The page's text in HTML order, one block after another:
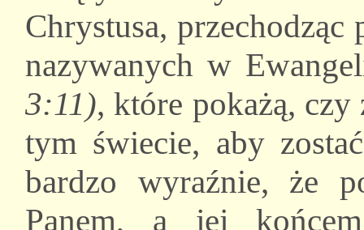
Chrystusa,
nazywanych w
3:11), które pokażą, czy
tym świecie, aby
bardzo wyraźnie, że
Panem, a jej